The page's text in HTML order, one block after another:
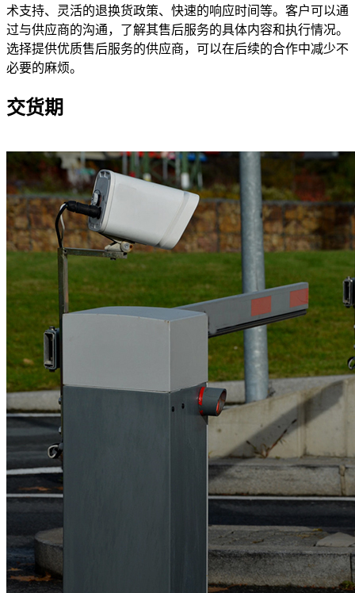
术支持、灵活的退换货政策、快速的响应时间等。客户可以通
过与供应商的沟通，了解其售后服务的具体内容和执行情况。
选择提供优质售后服务的供应商，可以在后续的合作中减少不
必要的麻烦。
交货期